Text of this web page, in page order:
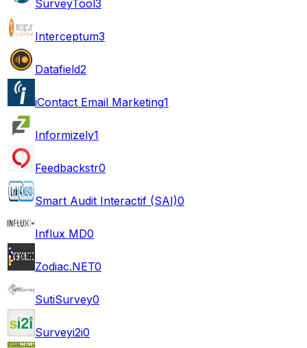
SurveyTool3
Interceptum3
Datafield2
iContact Email Marketing1
Informizely1
Feedbackstr0
Smart Audit Interactif (SAI)0
Influx MD0
Zodiac.NET0
SutiSurvey0
Surveyi2i0